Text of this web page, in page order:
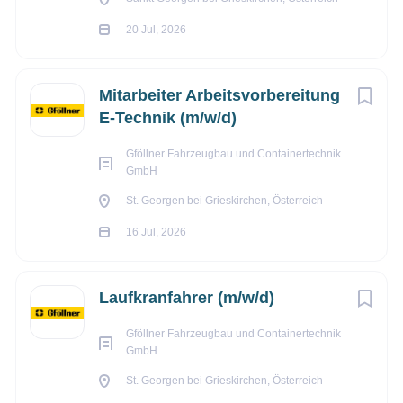
20 Jul, 2026
Mitarbeiter Arbeitsvorbereitung
E-Technik (m/w/d)
Gföllner Fahrzeugbau und Containertechnik
GmbH
St. Georgen bei Grieskirchen, Österreich
16 Jul, 2026
Laufkranfahrer (m/w/d)
Gföllner Fahrzeugbau und Containertechnik
GmbH
St. Georgen bei Grieskirchen, Österreich
+43 7248 62794 466